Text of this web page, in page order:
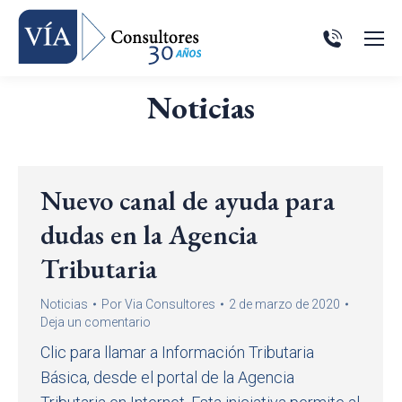
Noticias
Nuevo canal de ayuda para
dudas en la Agencia
Tributaria
Noticias PorVia Consultores
2 de marzo de 2020
Deja un comentario
Clic para llamar a Información Tributaria
Básica, desde el portal de la Agencia